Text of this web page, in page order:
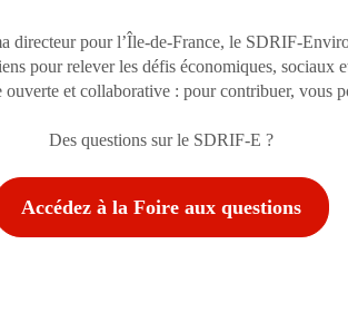
directeur pour l’Île-de-France, le SDRIF-
pour relever les défis économiques, sociaux
ouverte et collaborative : pour contribuer, vous
Des questions sur le SDRIF-E ?
Accédez à la Foire aux questions